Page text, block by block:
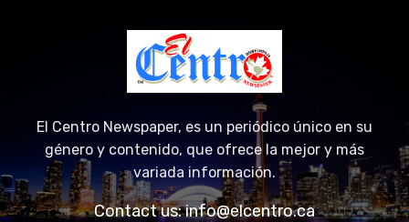
El Centro Newspaper, es un periódico único en su
género y contenido, que ofrece la mejor y más
variada información.
Contact us:info@elcentro.ca